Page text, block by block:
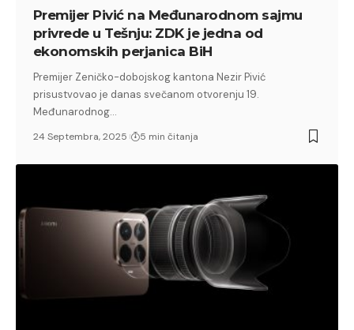
Premijer Pivić na Međunarodnom sajmu
privrede u Tešnju: ZDK je jedna od
ekonomskih perjanica BiH
Premijer Zeničko-dobojskog kantona Nezir Pivić
prisustvovao je danas svečanom otvorenju 19.
Međunarodnog…
24 Septembra, 2025 5 min čitanja